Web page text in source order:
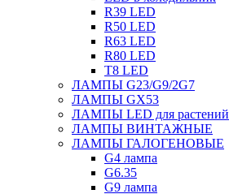
R39 LED
R50 LED
R63 LED
R80 LED
T8 LED
ЛАМПЫ G23/G9/2G7
ЛАМПЫ GX53
ЛАМПЫ LED для растений
ЛАМПЫ ВИНТАЖНЫЕ
ЛАМПЫ ГАЛОГЕНОВЫЕ
G4 лампа
G6.35
G9 лампа